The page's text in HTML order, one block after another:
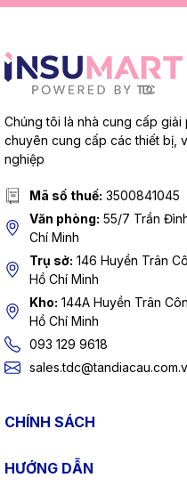
Chúng tôi là nhà cung cấp
chuyên cung cấp các thiết bị,
nghiệp
Mã số thuế: 3500841045
Văn phòng: 55/7 Trần
Chí Minh
Trụ sở: 146 Huyền Trân
Hồ Chí Minh
Kho: 144A Huyền Trân
Hồ Chí Minh
093 129 9618
CHÍNH SÁCH
HƯỚNG DẪN